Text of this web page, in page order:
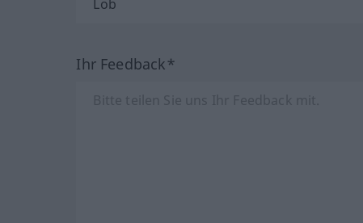
Ihr Feedback*